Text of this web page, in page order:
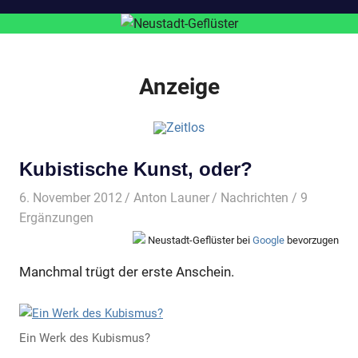
Anzeige
Kubistische Kunst, oder?
6. November 2012 Anton Launer Nachrichten / 9
Ergänzungen
Neustadt-Geflüster bei Google bevorzugen
Manchmal trügt der erste Anschein.
Ein Werk des Kubismus?